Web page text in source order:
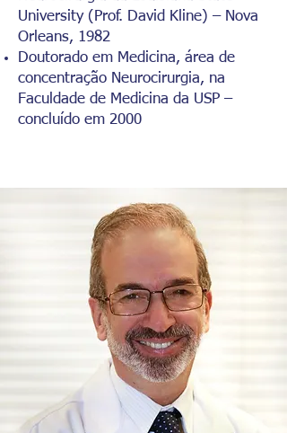
University (Prof. David Kline) – Nova
Orleans, 1982
Doutorado em Medicina, área de
concentração Neurocirurgia, na
Faculdade de Medicina da USP –
concluído em 2000